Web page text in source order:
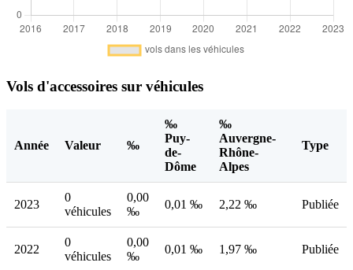
Vols d'accessoires sur véhicules
Année Valeur ‰
‰
Puy-
de-
Dôme
‰
Auvergne-
Rhône-
Alpes
Type
2023
0
véhicules
0,00
‰
0,01 ‰ 2,22 ‰ Publiée
2022
0
véhicules
0,00
‰
0,01 ‰ 1,97 ‰ Publiée